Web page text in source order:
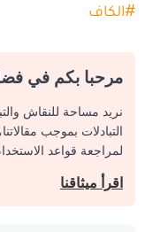
#الكاف
مرحبا بكم في
نريد مساحة للنقاش
التبادلات بموجب
لمراجعة قواعد
اقرأ ميثاقنا